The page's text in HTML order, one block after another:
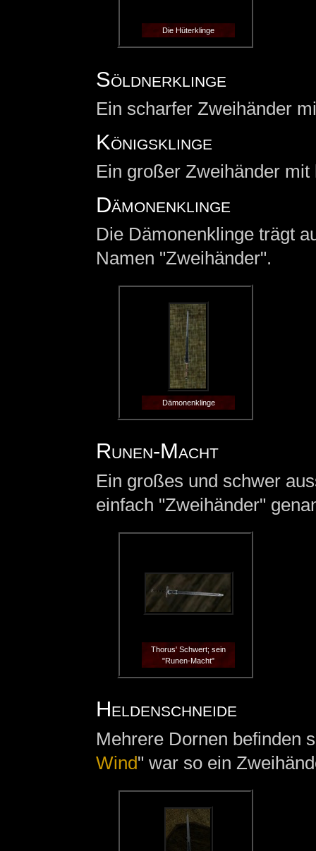
Die Hüterklinge
Söldnerklinge
Ein scharfer Zweihänder
Königsklinge
Ein großer Zweihänder
Dämonenklinge
Die Dämonenklinge trägt
Namen "Zweihänder".
Dämonenklinge
Runen-Macht
Ein großes und schwer
einfach "Zweihänder"
Thorus' Schwert; sein
"Runen-Macht"
Heldenschneide
Mehrere Dornen befinden
Wind" war so ein